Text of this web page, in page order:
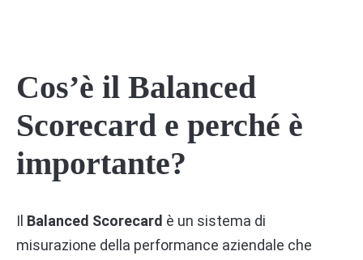
Cos’è il Balanced
Scorecard e perché è
importante?
Il Balanced Scorecard è un sistema di
misurazione della performance aziendale che